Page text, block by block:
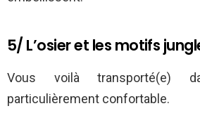
5/ L’osier et les motifs
Vous voilà transporté(e)
particulièrement confortable.